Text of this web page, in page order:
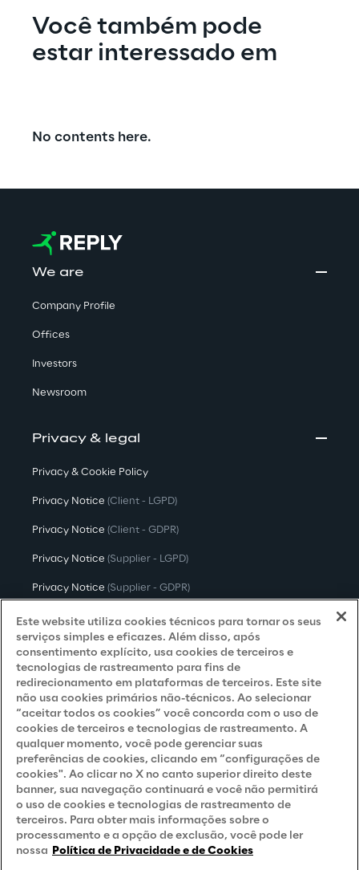
Você também pode
estar interessado em
No contents here.
We are
Company Profile
Offices
Investors
Newsroom
Privacy & legal
Privacy & Cookie Policy
Privacy Notice (Client - LGPD)
Privacy Notice (Client - GDPR)
Privacy Notice (Supplier - LGPD)
Privacy Notice (Supplier - GDPR)
Privacy Notice (Candidate - LGPD)
Privacy Notice (Candidate - GDPR)
Privacy Notice(Marketing)
Accessibility Statement
Careers
Contacts
Este website utiliza cookies técnicos para tornar os seus
serviços simples e eficazes. Além disso, após
consentimento explícito, usa cookies de terceiros e
tecnologias de rastreamento para fins de
redirecionamento em plataformas de terceiros. Este site
não usa cookies primários não-técnicos. Ao selecionar
“aceitar todos os cookies” você concorda com o uso de
cookies de terceiros e tecnologias de rastreamento. A
qualquer momento, você pode gerenciar suas
preferências de cookies, clicando em “configurações de
cookies". Ao clicar no X no canto superior direito deste
banner, sua navegação continuará e você não permitirá
o uso de cookies e tecnologias de rastreamento de
terceiros. Para obter mais informações sobre o
processamento e a opção de exclusão, você pode ler
nossa Política de Privacidade e de Cookies